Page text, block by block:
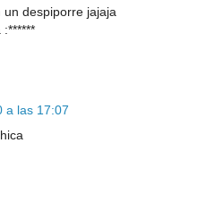
despiporre jajaja
a las 17:07